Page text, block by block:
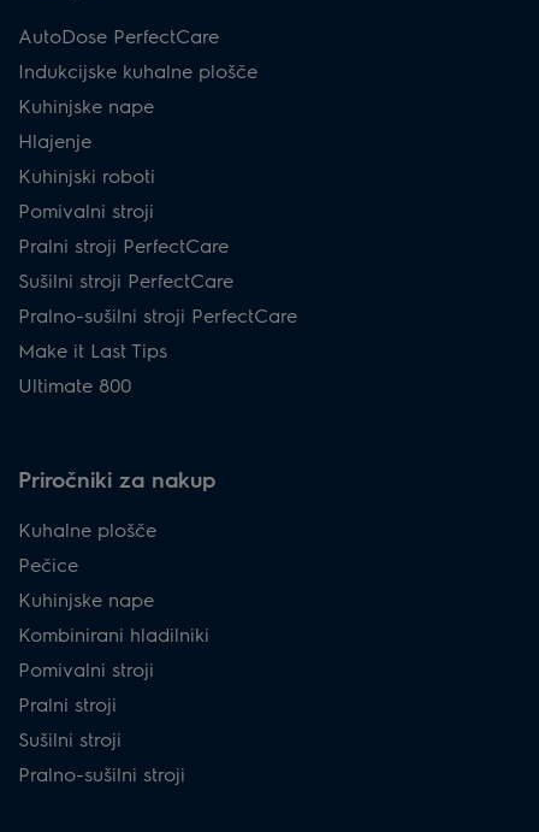
AutoDose PerfectCare
Indukcijske kuhalne plošče
Kuhinjske nape
Hlajenje
Kuhinjski roboti
Pomivalni stroji
Pralni stroji PerfectCare
Sušilni stroji PerfectCare
Pralno-sušilni stroji PerfectCare
Make it Last Tips
Ultimate 800
Priročniki za nakup
Kuhalne plošče
Pečice
Kuhinjske nape
Kombinirani hladilniki
Pomivalni stroji
Pralni stroji
Sušilni stroji
Pralno-sušilni stroji